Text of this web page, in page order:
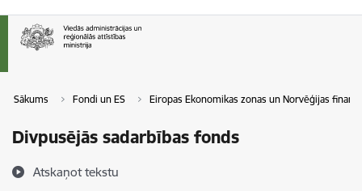
Sākums Fondi un ES Eiropas Ekonomikas zonas un Norvēģijas
Divpusējās sadarbības fonds
Atskaņot tekstu